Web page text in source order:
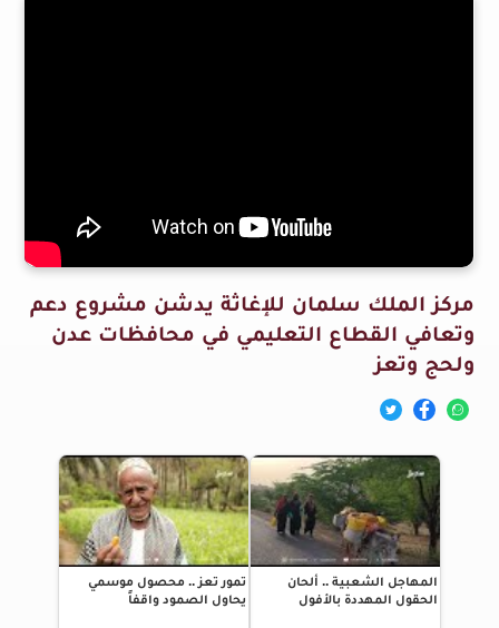
مركز الملك سلمان للإغاثة يدشن مشروع دعم
وتعافي القطاع التعليمي في محافظات عدن
ولحج وتعز
المهاجل الشعبية .. ألحان
الحقول المهددة بالأفول
تمور تعز .. محصول موسمي
يحاول الصمود واقفاً